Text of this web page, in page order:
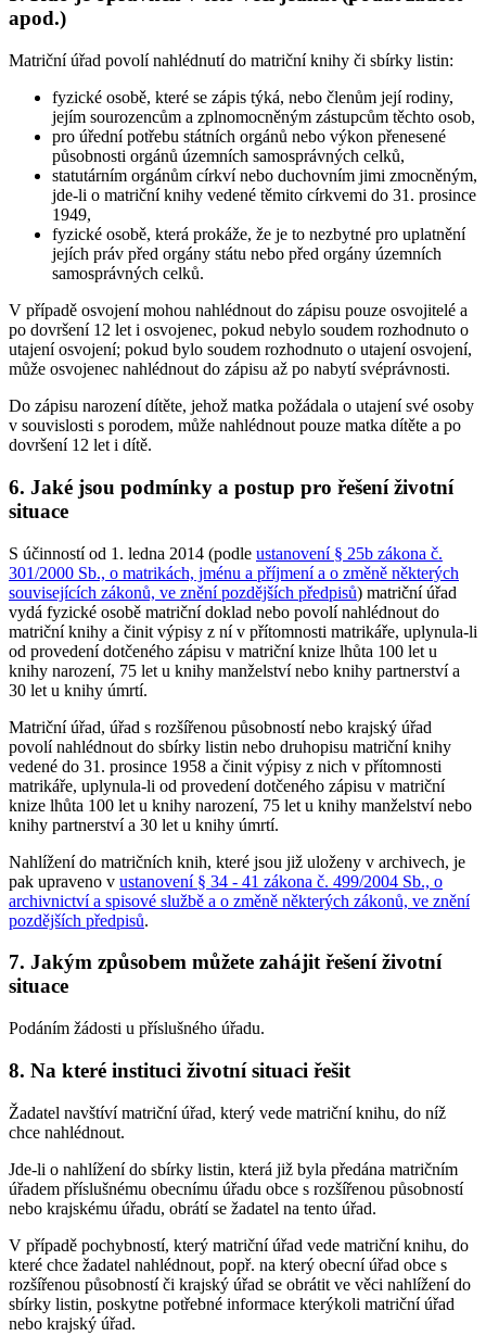
apod.)
Matriční úřad povolí nahlédnutí do matriční knihy či sbírky listin:
fyzické osobě, které se zápis týká, nebo členům její rodiny,
jejím sourozencům a zplnomocněným zástupcům těchto osob,
pro úřední potřebu státních orgánů nebo výkon přenesené
působnosti orgánů územních samosprávných celků,
statutárním orgánům církví nebo duchovním jimi zmocněným,
jde-li o matriční knihy vedené těmito církvemi do 31. prosince
1949,
fyzické osobě, která prokáže, že je to nezbytné pro uplatnění
jejích práv před orgány státu nebo před orgány územních
samosprávných celků.
V případě osvojení mohou nahlédnout do zápisu pouze osvojitelé a
po dovršení 12 let i osvojenec, pokud nebylo soudem rozhodnuto o
utajení osvojení; pokud bylo soudem rozhodnuto o utajení osvojení,
může osvojenec nahlédnout do zápisu až po nabytí svéprávnosti.
Do zápisu narození dítěte, jehož matka požádala o utajení své osoby
v souvislosti s porodem, může nahlédnout pouze matka dítěte a po
dovršení 12 let i dítě.
6. Jaké jsou podmínky a postup pro řešení životní
situace
S účinností od 1. ledna 2014 (podle ustanovení § 25b zákona č.
301/2000 Sb., o matrikách, jménu a příjmení a o změně některých
souvisejících zákonů, ve znění pozdějších předpisů) matriční úřad
vydá fyzické osobě matriční doklad nebo povolí nahlédnout do
matriční knihy a činit výpisy z ní v přítomnosti matrikáře, uplynula-li
od provedení dotčeného zápisu v matriční knize lhůta 100 let u
knihy narození, 75 let u knihy manželství nebo knihy partnerství a
30 let u knihy úmrtí.
Matriční úřad, úřad s rozšířenou působností nebo krajský úřad
povolí nahlédnout do sbírky listin nebo druhopisu matriční knihy
vedené do 31. prosince 1958 a činit výpisy z nich v přítomnosti
matrikáře, uplynula-li od provedení dotčeného zápisu v matriční
knize lhůta 100 let u knihy narození, 75 let u knihy manželství nebo
knihy partnerství a 30 let u knihy úmrtí.
Nahlížení do matričních knih, které jsou již uloženy v archivech, je
pak upraveno v ustanovení § 34 - 41 zákona č. 499/2004 Sb., o
archivnictví a spisové službě a o změně některých zákonů, ve znění
pozdějších předpisů.
7. Jakým způsobem můžete zahájit řešení životní
situace
Podáním žádosti u příslušného úřadu.
8. Na které instituci životní situaci řešit
Žadatel navštíví matriční úřad, který vede matriční knihu, do níž
chce nahlédnout.
Jde-li o nahlížení do sbírky listin, která již byla předána matričním
úřadem příslušnému obecnímu úřadu obce s rozšířenou působností
nebo krajskému úřadu, obrátí se žadatel na tento úřad.
V případě pochybností, který matriční úřad vede matriční knihu, do
které chce žadatel nahlédnout, popř. na který obecní úřad obce s
rozšířenou působností či krajský úřad se obrátit ve věci nahlížení do
sbírky listin, poskytne potřebné informace kterýkoli matriční úřad
nebo krajský úřad.